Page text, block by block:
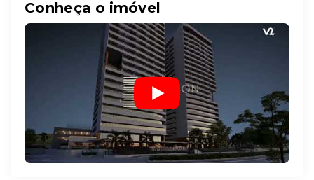
Conheça o imóvel